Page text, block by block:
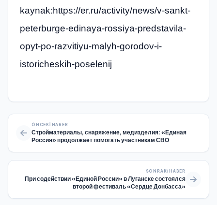
kaynak:https://er.ru/activity/news/v-sankt-
peterburge-edinaya-rossiya-predstavila-
opyt-po-razvitiyu-malyh-gorodov-i-
istoricheskih-poselenij
ÖNCEKI HABER
Стройматериалы, снаряжение, медизделия: «Единая
Россия» продолжает помогать участникам СВО
SONRAKI HABER
При содействии «Единой России» в Луганске состоялся
второй фестиваль «Сердце Донбасса»